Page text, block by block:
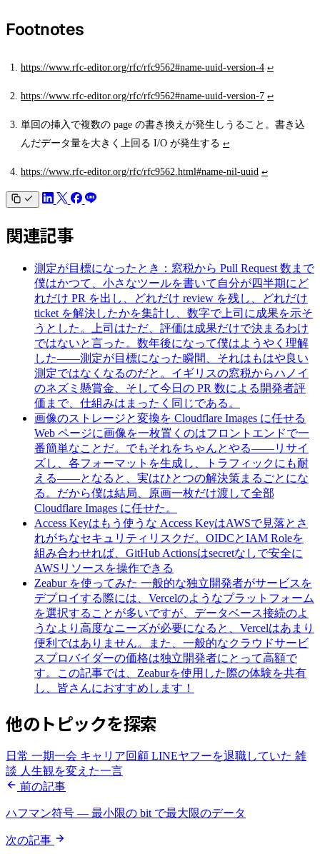
Footnotes
https://www.rfc-editor.org/rfc/rfc9562#name-uuid-version-4 ↩
https://www.rfc-editor.org/rfc/rfc9562#name-uuid-version-7 ↩
単回の挿入で複数の page の書き換えが発生しうること。書き込
んだデータ量を大きく上回る I/O が発生する ↩
https://www.rfc-editor.org/rfc/rfc9562.html#name-nil-uuid ↩
関連記事
測定が目標になったとき：窓税から Pull Request 数まで
僕はかつて、小さなツールを書いて自分が四半期にど
れだけ PR を出し、どれだけ review を残し、どれだけ
ticket を解決したかを集計し、数字で上司に成果を示そ
うとした。上司はただ、評価は成果だけで決まるわけ
ではないと言った。数年後になって僕はようやく理解
した——測定が目標になった瞬間、それはもはや良い
測定ではなくなるのだと。イギリスの窓税からハノイ
のネズミ懸賞金、そして今日の PR 数による開発者評
価まで、仕組みはまったく同じである。
画像のストレージと変換を Cloudflare Images に任せる
Web ページに画像を一枚置くのはフロントエンドで一
番簡単なことだ。でもそれをちゃんとやる——リサイ
ズし、各フォーマットを生成し、トラフィックにも耐
える——となると、実はひとつの解決策まるごとにな
る。だから僕は結局、原画一枚だけ渡して全部
Cloudflare Images に任せた。
Access Keyはもう使うな Access KeyはAWSで見落とさ
れがちなセキュリティリスクだ。OIDCとIAM Roleを
組み合わせれば、GitHub Actionsはsecretなしで安全に
AWSリソースを操作できる
Zeabur を使ってみた 一般的な独立開発者がサービスを
デプロイする際には、Vercelのようなプラットフォーム
を選択することが多いですが、データベース接続のよ
うなより高度なニーズが必要になると、Vercelはあまり
便利ではありません。また、一般的なクラウドサービ
スプロバイダーの価格は独立開発者にとって高額で
す。この記事では、Zeaburを使用した際の体験を共有
し、皆さんにおすすめします！
他のトピックを探索
日常 一期一会 キャリア回顧 LINEヤフーを退職していた 雑
談 人生観を変えた一言
前の記事
ハフマン符号 — 最小限の bit で最大限のデータ
次の記事